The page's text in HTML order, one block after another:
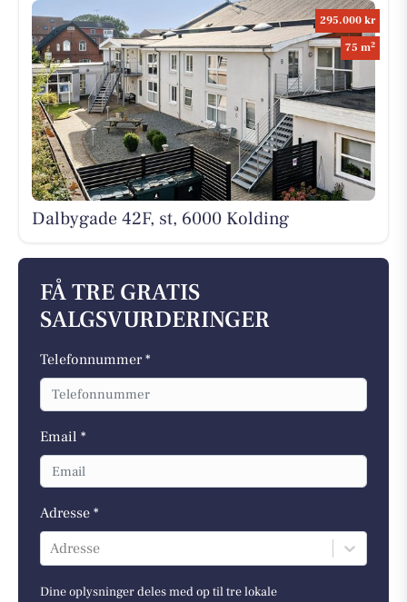
295.000 kr
75 m2
Dalbygade 42F, st, 6000 Kolding
FÅ TRE GRATIS
SALGSVURDERINGER
Telefonnummer *
Email *
Adresse *
Adresse
Dine oplysninger deles med op til tre lokale